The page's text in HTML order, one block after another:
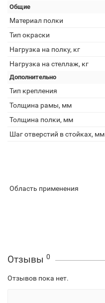
Общие
Материал полки
Тип окраски
Нагрузка на полку, кг
Нагрузка на стеллаж, кг
Дополнительно
Тип крепления
Толщина рамы, мм
Толщина полки, мм
Шаг отверстий в стойках, мм
Область применения
Отзывы 0
Отзывов пока нет.